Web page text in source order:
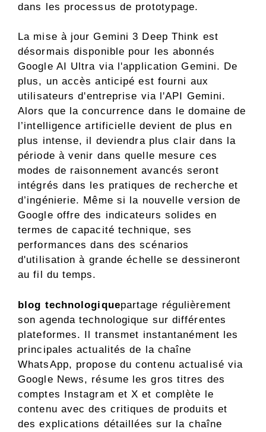
dans les processus de prototypage.
La mise à jour Gemini 3 Deep Think est
désormais disponible pour les abonnés
Google AI Ultra via l'application Gemini. De
plus, un accès anticipé est fourni aux
utilisateurs d'entreprise via l'API Gemini.
Alors que la concurrence dans le domaine de
l’intelligence artificielle devient de plus en
plus intense, il deviendra plus clair dans la
période à venir dans quelle mesure ces
modes de raisonnement avancés seront
intégrés dans les pratiques de recherche et
d’ingénierie. Même si la nouvelle version de
Google offre des indicateurs solides en
termes de capacité technique, ses
performances dans des scénarios
d'utilisation à grande échelle se dessineront
au fil du temps.
blog technologiquepartage régulièrement
son agenda technologique sur différentes
plateformes. Il transmet instantanément les
principales actualités de la chaîne
WhatsApp, propose du contenu actualisé via
Google News, résume les gros titres des
comptes Instagram et X et complète le
contenu avec des critiques de produits et
des explications détaillées sur la chaîne